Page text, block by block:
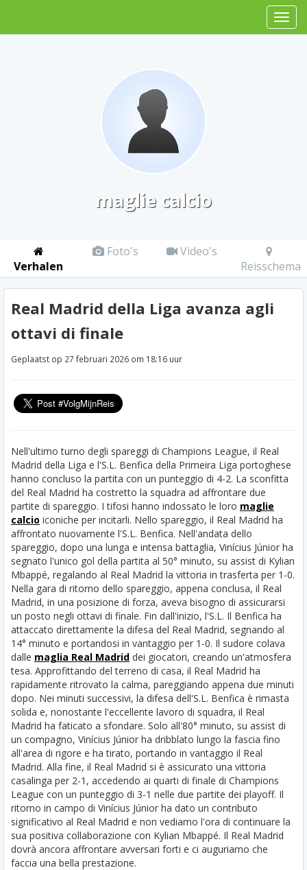
maglie calcio
Verhalen
Foto's
Video's
Reisschema
Real Madrid della Liga avanza agli
ottavi di finale
Geplaatst op 27 februari 2026 om 18:16 uur
Nell'ultimo turno degli spareggi di Champions League, il Real
Madrid della Liga e l'S.L. Benfica della Primeira Liga portoghese
hanno concluso la partita con un punteggio di 4-2. La sconfitta
del Real Madrid ha costretto la squadra ad affrontare due
partite di spareggio. I tifosi hanno indossato le loro maglie
calcio iconiche per incitarli. Nello spareggio, il Real Madrid ha
affrontato nuovamente l'S.L. Benfica. Nell'andata dello
spareggio, dopo una lunga e intensa battaglia, Vinícius Júnior ha
segnato l'unico gol della partita al 50° minuto, su assist di Kylian
Mbappé, regalando al Real Madrid la vittoria in trasferta per 1-0.
Nella gara di ritorno dello spareggio, appena conclusa, il Real
Madrid, in una posizione di forza, aveva bisogno di assicurarsi
un posto negli ottavi di finale. Fin dall'inizio, l'S.L. Il Benfica ha
attaccato direttamente la difesa del Real Madrid, segnando al
14° minuto e portandosi in vantaggio per 1-0. Il sudore colava
dalle maglia Real Madrid dei giocatori, creando un'atmosfera
tesa. Approfittando del terreno di casa, il Real Madrid ha
rapidamente ritrovato la calma, pareggiando appena due minuti
dopo. Nei minuti successivi, la difesa dell'S.L. Benfica è rimasta
solida e, nonostante l'eccellente lavoro di squadra, il Real
Madrid ha faticato a sfondare. Solo all'80° minuto, su assist di
un compagno, Vinícius Júnior ha dribblato lungo la fascia fino
all'area di rigore e ha tirato, portando in vantaggio il Real
Madrid. Alla fine, il Real Madrid si è assicurato una vittoria
casalinga per 2-1, accedendo ai quarti di finale di Champions
League con un punteggio di 3-1 nelle due partite dei playoff. Il
ritorno in campo di Vinícius Júnior ha dato un contributo
significativo al Real Madrid e non vediamo l'ora di continuare la
sua positiva collaborazione con Kylian Mbappé. Il Real Madrid
dovrà ancora affrontare avversari forti e ci auguriamo che
faccia una bella prestazione.